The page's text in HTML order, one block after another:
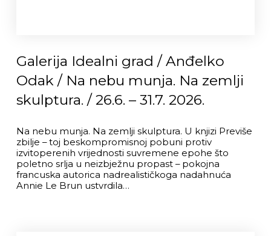
Galerija Idealni grad / Anđelko
Odak / Na nebu munja. Na zemlji
skulptura. / 26.6. – 31.7. 2026.
Na nebu munja. Na zemlji skulptura. U knjizi Previše
zbilje – toj beskompromisnoj pobuni protiv
izvitoperenih vrijednosti suvremene epohe što
poletno srlja u neizbježnu propast – pokojna
francuska autorica nadrealističkoga nadahnuća
Annie Le Brun ustvrdila…